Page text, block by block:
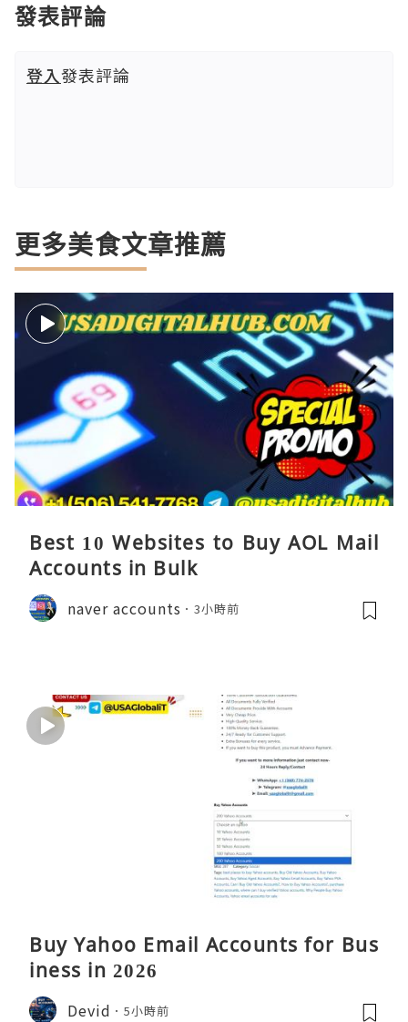
發表評論
登入發表評論
更多美食文章推薦
Best 10 Websites to Buy AOL Mail
Accounts in Bulk
naver accounts 3小時前
Buy Yahoo Email Accounts for Bus
iness in 2026
Devid 5小時前